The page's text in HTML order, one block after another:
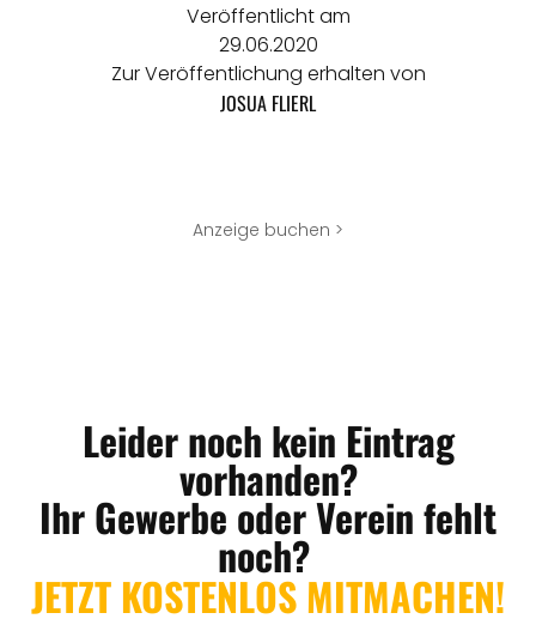
Veröffentlicht am
29.06.2020
Zur Veröffentlichung erhalten von
JOSUA FLIERL
Anzeige buchen >
Leider noch kein Eintrag
vorhanden?
Ihr Gewerbe oder Verein fehlt
noch?
JETZT KOSTENLOS MITMACHEN!